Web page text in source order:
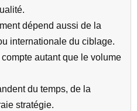
dépend aussi de la
internationale du ciblage.
autant que le volume
du temps, de la
stratégie.